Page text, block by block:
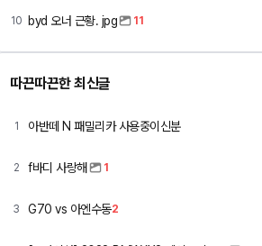
10 byd 오너 근황. jpg 11
따끈따끈한 최신글
1 아반떼 N 패밀리카 사용중이신분
2 f바디 사랑해 1
3 G70 vs 아엔수동2